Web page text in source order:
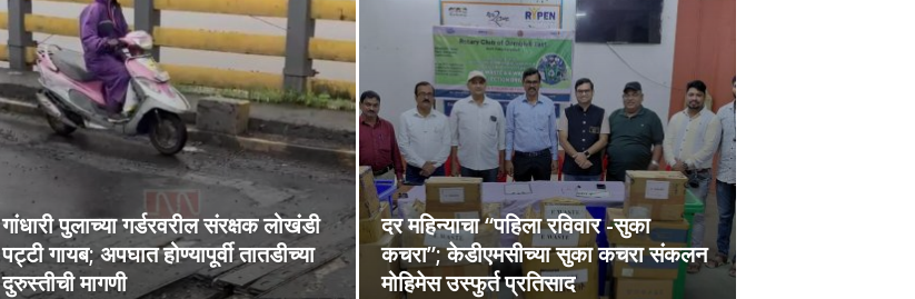
गांधारी पुलाच्या गर्डरवरील संरक्षक लोखंडी
पट्टी गायब; अपघात होण्यापूर्वी तातडीच्या
दुरुस्तीची मागणी
दर महिन्याचा “पहिला रविवार -सुका
कचरा”; केडीएमसीच्या सुका कचरा संकलन
मोहिमेस उस्फुर्त प्रतिसाद